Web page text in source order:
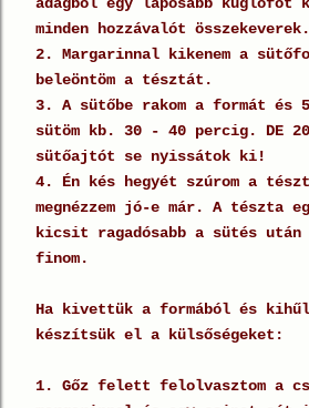
minden hozzávalót összekeverek.
2. Margarinnal kikenem a
beleöntöm a tésztát.
3. A sütőbe rakom a formát és
sütöm kb. 30 - 40 percig. DE
sütőajtót se nyissátok ki!
4. Én kés hegyét szúrom a
megnézzem jó-e már. A tészta
kicsit ragadósabb a sütés után
finom.
Ha kivettük a formából és
készítsük el a külsőségeket:
1. Gőz felett felolvasztom a